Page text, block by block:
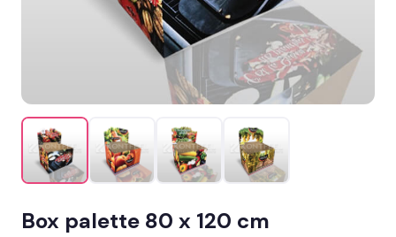
MISE EN AVANT
Présentoir sol : nos best-sellers GMS→
Signalétique et linéaire
Stand événementiel
Packaging et coffrets
Solutions métiers
Box palette 80 x 120 cm